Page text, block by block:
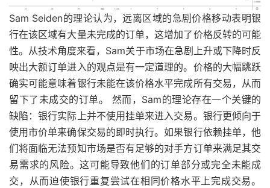
Sam Seiden的理论认为，远离区域的急剧价格移动表明银
行在该区域有大量未完成的订单，这增加了价格反转的可能
性。从技术角度来看，Sam关于市场在急剧上升或下降时反
映出大额订单进入的观点是有一定道理的。价格的大幅跳跃
确实可能意味着银行未能在该价格水平完成所有交易，从而
留下了未成交的订单。 然而，Sam的理论存在一个关键的
缺陷：银行实际上并不使用挂单来进入交易。银行更倾向于
使用市价单来确保交易的即时执行。如果银行依赖挂单，他
们将面临无法预知市场是否有足够的对手方订单来满足其交
易需求的风险。这可能导致他们的订单部分或完全未能成
交，从而迫使银行重复尝试在相同价格水平上完成交易。